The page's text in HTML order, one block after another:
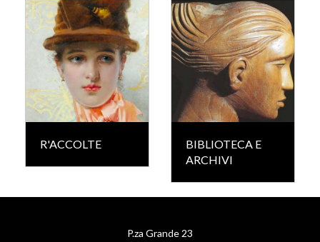
R'ACCOLTE
BIBLIOTECA E
ARCHIVI
P.za Grande 23